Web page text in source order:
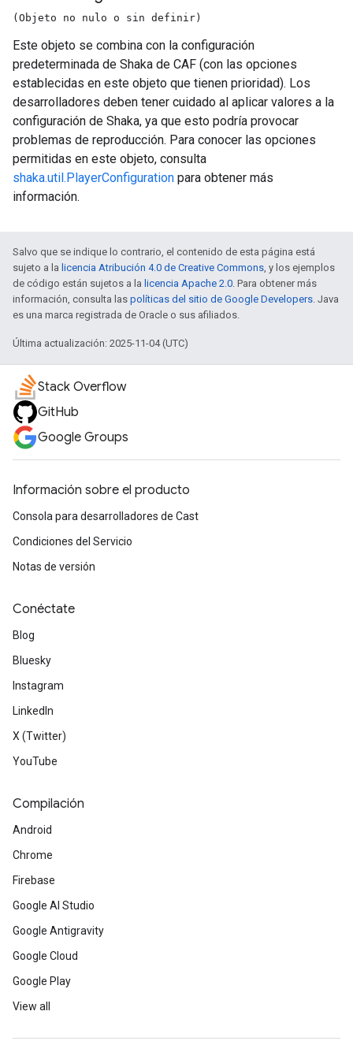
(Objeto no nulo o sin definir)
Este objeto se combina con la configuración
predeterminada de Shaka de CAF (con las opciones
establecidas en este objeto que tienen prioridad). Los
desarrolladores deben tener cuidado al aplicar valores a la
configuración de Shaka, ya que esto podría provocar
problemas de reproducción. Para conocer las opciones
permitidas en este objeto, consulta
shaka.util.PlayerConfiguration para obtener más
información.
Salvo que se indique lo contrario, el contenido de esta página está
sujeto a la licencia Atribución 4.0 de Creative Commons, y los ejemplos
de código están sujetos a la licencia Apache 2.0. Para obtener más
información, consulta las políticas del sitio de Google Developers. Java
es una marca registrada de Oracle o sus afiliados.
Última actualización: 2025-11-04 (UTC)
Stack Overflow
GitHub
Google Groups
Información sobre el producto
Consola para desarrolladores de Cast
Condiciones del Servicio
Notas de versión
Conéctate
Blog
Bluesky
Instagram
LinkedIn
X (Twitter)
YouTube
Compilación
Android
Chrome
Firebase
Google AI Studio
Google Antigravity
Google Cloud
Google Play
View all